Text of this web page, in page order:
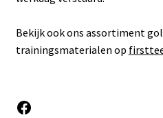
Bekijk ook ons assortiment
trainingsmaterialen op
Facebook